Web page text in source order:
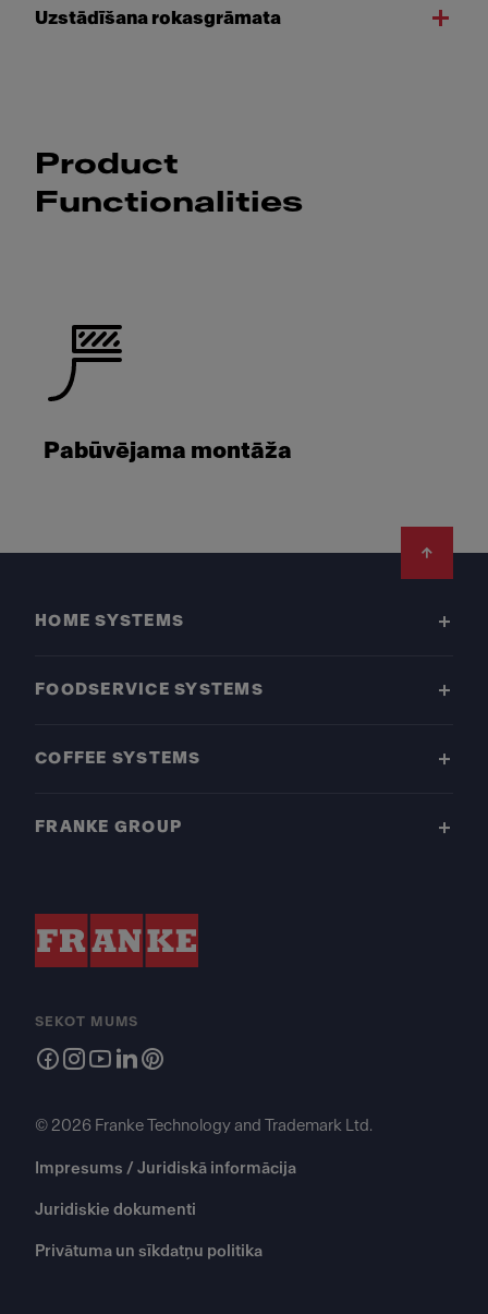
Uzstādīšana rokasgrāmata
Product
Functionalities
Pabūvējama montāža
HOME SYSTEMS
FOODSERVICE SYSTEMS
COFFEE SYSTEMS
FRANKE GROUP
SEKOT MUMS
© 2026 Franke Technology and Trademark Ltd.
Impresums / Juridiskā informācija
Juridiskie dokumenti
Privātuma un sīkdatņu politika